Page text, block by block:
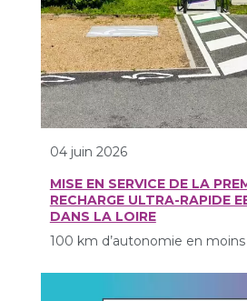
04 juin 2026
MISE EN SERVICE DE LA
RECHARGE ULTRA-RAPIDE
DANS LA LOIRE
100 km d’autonomie en